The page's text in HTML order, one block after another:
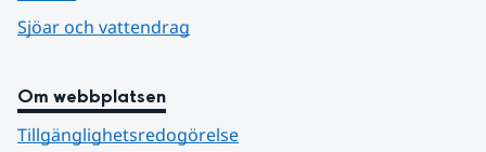
Sjöar och vattendrag
Om webbplatsen
Tillgänglighetsredogörelse